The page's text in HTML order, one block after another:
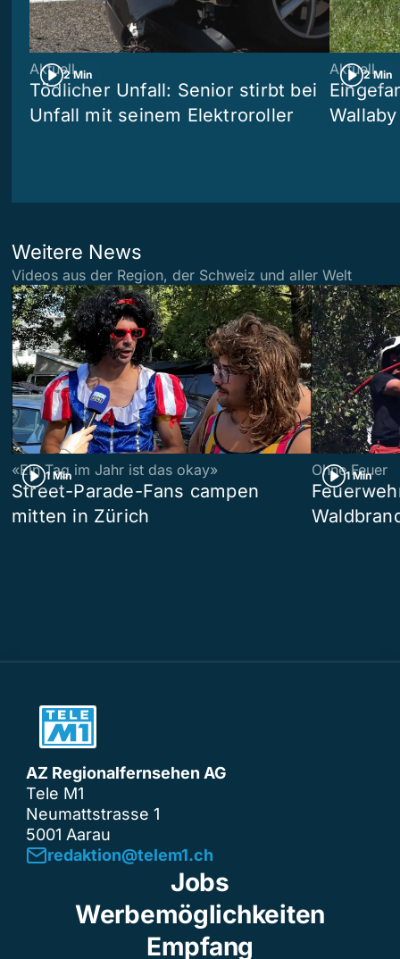
2 Min
Aktuell
Tödlicher Unfall: Senior stirbt bei
Unfall mit seinem Elektroroller
2 Min
Aktuell
Weitere News
Videos aus der Region, der Schweiz und aller Welt
1 Min
«Ein Tag im Jahr ist das okay»
Street-Parade-Fans campen
mitten in Zürich
1 Min
Ohne Feuer
AZ Regionalfernsehen AG
Tele M1
Neumattstrasse 1
5001 Aarau
redaktion@telem1.ch
Jobs
Werbemöglichkeiten
Empfang